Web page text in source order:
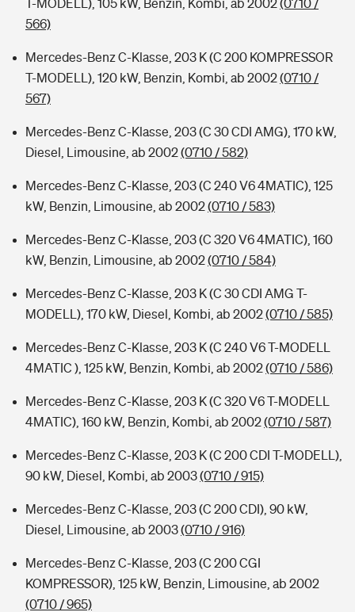
T-MODELL), 105 kW, Benzin, Kombi, ab 2002(0710 /
566)
Mercedes-Benz C-Klasse, 203 K (C 200 KOMPRESSOR
T-MODELL), 120 kW, Benzin, Kombi, ab 2002(0710 /
567)
Mercedes-Benz C-Klasse, 203 (C 30 CDI AMG), 170 kW,
Diesel, Limousine, ab 2002(0710 / 582)
Mercedes-Benz C-Klasse, 203 (C 240 V6 4MATIC), 125
kW, Benzin, Limousine, ab 2002(0710 / 583)
Mercedes-Benz C-Klasse, 203 (C 320 V6 4MATIC), 160
kW, Benzin, Limousine, ab 2002(0710 / 584)
Mercedes-Benz C-Klasse, 203 K (C 30 CDI AMG T-
MODELL), 170 kW, Diesel, Kombi, ab 2002(0710 / 585)
Mercedes-Benz C-Klasse, 203 K (C 240 V6 T-MODELL
4MATIC ), 125 kW, Benzin, Kombi, ab 2002(0710 / 586)
Mercedes-Benz C-Klasse, 203 K (C 320 V6 T-MODELL
4MATIC), 160 kW, Benzin, Kombi, ab 2002(0710 / 587)
Mercedes-Benz C-Klasse, 203 K (C 200 CDI T-MODELL),
90 kW, Diesel, Kombi, ab 2003(0710 / 915)
Mercedes-Benz C-Klasse, 203 (C 200 CDI), 90 kW,
Diesel, Limousine, ab 2003(0710 / 916)
Mercedes-Benz C-Klasse, 203 (C 200 CGI
KOMPRESSOR), 125 kW, Benzin, Limousine, ab 2002
(0710 / 965)